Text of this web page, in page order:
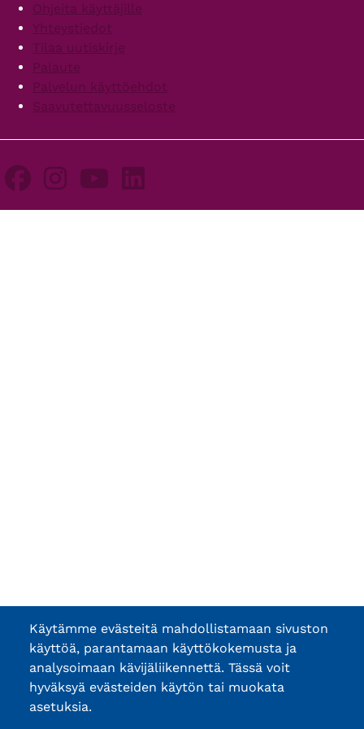
Ohjeita käyttäjille
Yhteystiedot
Tilaa uutiskirje
Palaute
Palvelun käyttöehdot
Saavutettavuusseloste
Käytämme evästeitä mahdollistamaan sivuston
käyttöä, parantamaan käyttökokemusta ja
analysoimaan kävijäliikennettä. Tässä voit
hyväksyä evästeiden käytön tai muokata
asetuksia.